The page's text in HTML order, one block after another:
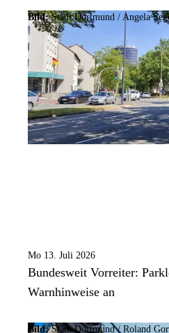
Bild:Stadt Dortmund / Angela
Mo 13. Juli 2026
Bundesweit Vorreiter:
Warnhinweise an
Bild:Stadt Dortmund / Roland